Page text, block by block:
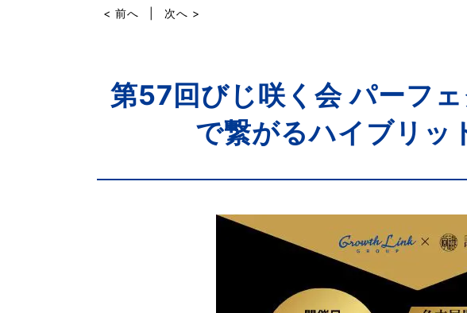
< 前へ 次へ >
第57回びじ咲く会 パーフ
で繋がるハイブリ